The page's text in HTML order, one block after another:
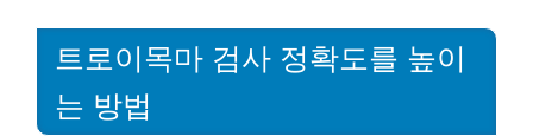
트로이목마 검사 정확도를 높이
는 방법